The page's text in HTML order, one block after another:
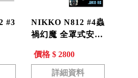
#3
NIKKO N812 #4蟲
禍幻魔 全罩式安全
舒適 快拆鏡片 N-
價格 $ 2800
詳細資料